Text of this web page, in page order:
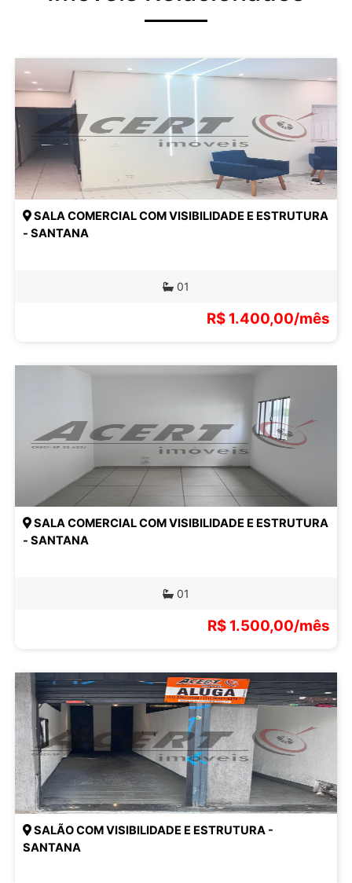
SALA COMERCIAL COM VISIBILIDADE E ESTRUTURA
- SANTANA
01
R$ 1.400,00/mês
SALA COMERCIAL COM VISIBILIDADE E ESTRUTURA
- SANTANA
01
R$ 1.500,00/mês
SALÃO COM VISIBILIDADE E ESTRUTURA -
SANTANA